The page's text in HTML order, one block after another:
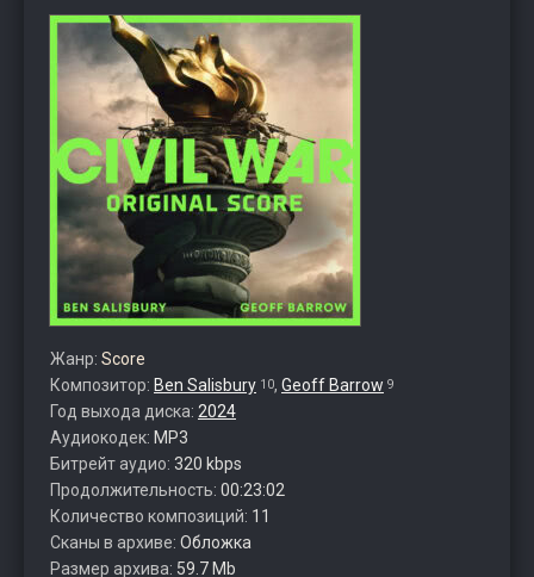
Жанр: Score
Композитор: Ben Salisbury 10, Geoff Barrow 9
Год выхода диска: 2024
Аудиокодек: MP3
Битрейт аудио: 320 kbps
Продолжительность: 00:23:02
Количество композиций: 11
Сканы в архиве: Обложка
Размер архива: 59.7 Mb